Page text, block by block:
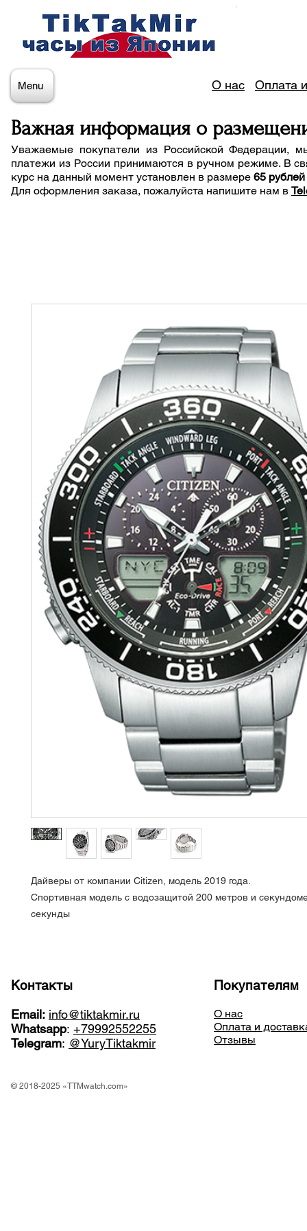
Menu О нас Оплата
Важная информация о
Уважаемые покупатели из Российской Федерации,
платежи из России принимаются в ручном режиме. В
курс на данный момент установлен в размере 65
Для оформления заказа, пожалуйста напишите нам в
Дайверы от компании Citizen, модель 2019 года.
Спортивная модель с водозащитой 200 метров и
секунды
Контакты
Email: info@tiktakmir.ru
Whatsapp: +79992552255
Telegram: @YuryTiktakmir
Покупателям
О нас
Оплата и
Отзывы
© 2018-2025 «TTMwatch.com»